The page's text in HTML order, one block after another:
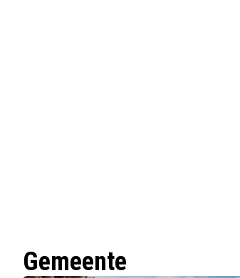
Gemeente